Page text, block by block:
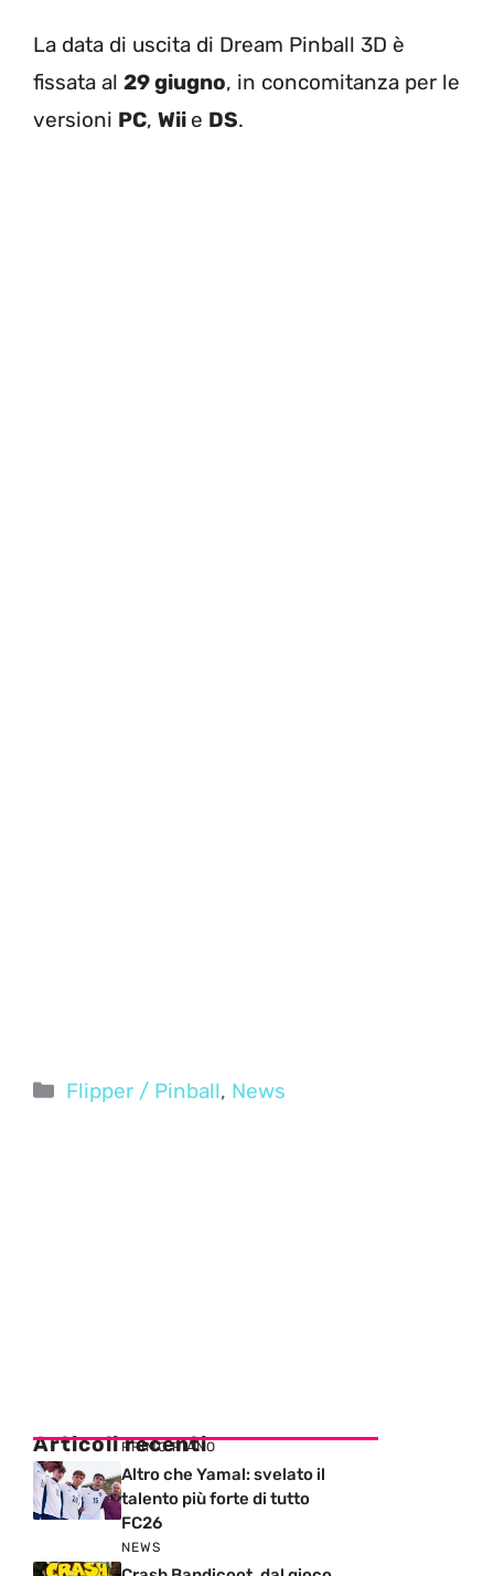
La data di uscita di Dream Pinball 3D è
fissata al 29 giugno, in concomitanza per le
versioni PC, Wii e DS.
Categorie
Flipper / Pinball, News
Articoli recenti
PRIMO PIANO
Altro che Yamal: svelato il
talento più forte di tutto
FC26
NEWS